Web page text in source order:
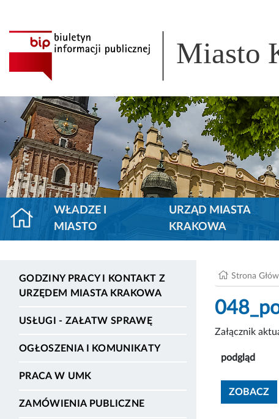
Miasto
WŁADZE I
MIASTO
URZĄD MIASTA
KRAKOWA
GODZINY PRACY I KONTAKT Z
URZĘDEM MIASTA KRAKOWA
USŁUGI - ZAŁATW SPRAWĘ
OGŁOSZENIA I KOMUNIKATY
PRACA W UMK
ZAMÓWIENIA PUBLICZNE
Strona
Załącznik
podgląd
ZOBACZ